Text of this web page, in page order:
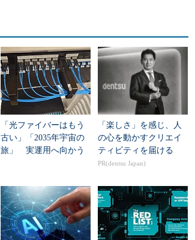
「光ファイバーはもう
古い」「2035年宇宙の
旅」 実運用へ向かう
「楽しさ」を感じ、人
の心を動かすクリエイ
ティビティを届ける
PR(dentsu Japan)